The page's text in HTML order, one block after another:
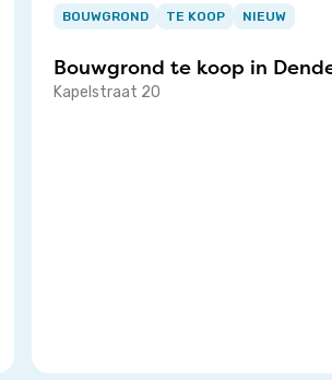
BOUWGROND TE KOOP NIEUW
Bouwgrond te koop in
Kapelstraat 20